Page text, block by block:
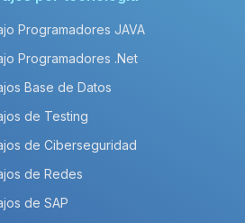
Programadores JAVA
Programadores .Net
Base de Datos
de Testing
de Ciberseguridad
de Redes
de SAP